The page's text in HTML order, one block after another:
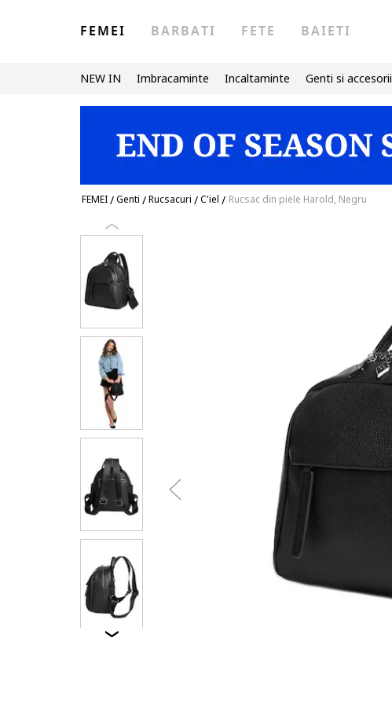
FEMEI BARBATI FETE BAIETI
NEW IN Imbracaminte Incaltaminte Genti si accesorii
FEMEI/Genti /Rucsacuri /C'iel / Rucsac din piele Harold, Negru